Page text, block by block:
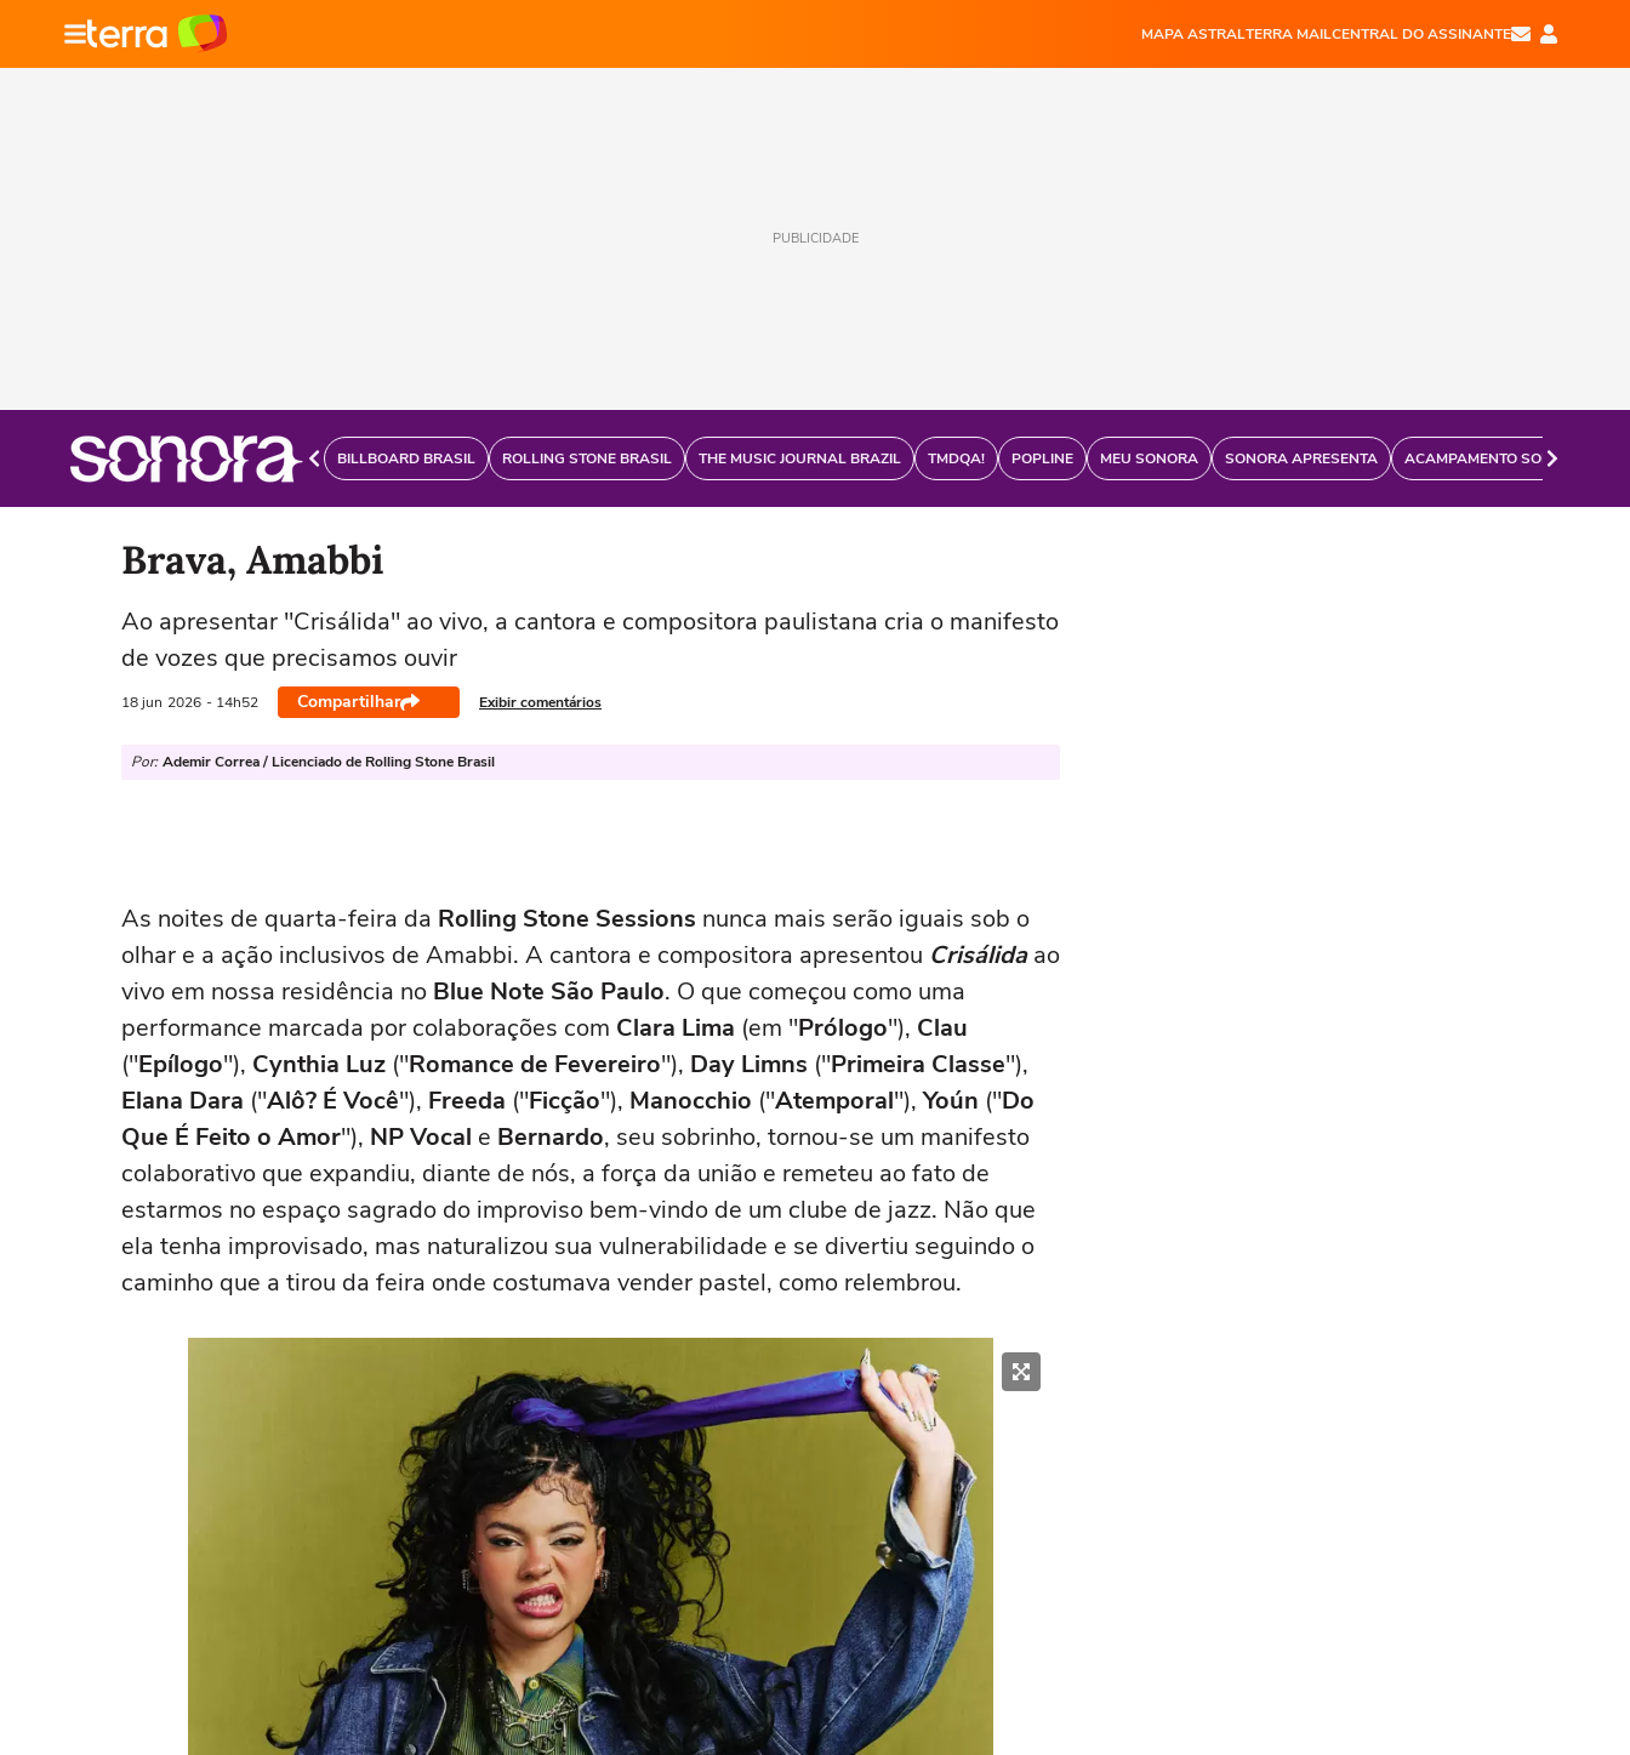
MAPA ASTRALTERRA MAILCENTRAL DO ASSINANTE
PUBLICIDADE
BILLBOARD BRASIL ROLLING STONE BRASIL THE MUSIC JOURNAL BRAZIL TMDQA! POPLINE MEU SONORA SONORA APRESENTA ACAMPAMENTO SONORA
Brava, Amabbi
Ao apresentar "Crisálida" ao vivo, a cantora e compositora paulistana cria o manifesto
de vozes que precisamos ouvir
18 jun 2026 - 14h52 Compartilhar Exibir comentários
Por: Ademir Correa / Licenciado de Rolling Stone Brasil
As noites de quarta-feira da Rolling Stone Sessions nunca mais serão iguais sob o
olhar e a ação inclusivos de Amabbi. A cantora e compositora apresentou Crisálidaao
vivo em nossa residência no Blue Note São Paulo. O que começou como uma
performance marcada por colaborações com Clara Lima (em "Prólogo"), Clau
("Epílogo"), Cynthia Luz ("Romance de Fevereiro"), Day Limns ("Primeira Classe"),
Elana Dara ("Alô? É Você"), Freeda ("Ficção"), Manocchio ("Atemporal"),Yoún ("Do
Que É Feito o Amor"), NP Vocal e Bernardo, seu sobrinho, tornou-se um manifesto
colaborativo que expandiu, diante de nós, a força da união e remeteu ao fato de
estarmos no espaço sagrado do improviso bem-vindo de um clube de jazz. Não que
ela tenha improvisado, mas naturalizou sua vulnerabilidade e se divertiu seguindo o
caminho que a tirou da feira onde costumava vender pastel, como relembrou.